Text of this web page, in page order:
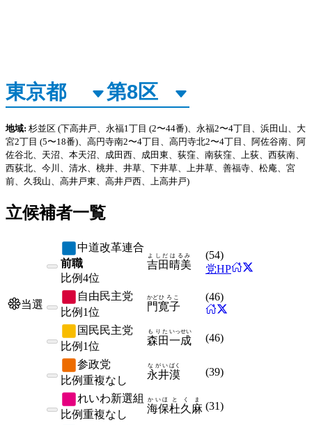
地域: 杉並区 (下高井戸、永福1丁目 (2〜44番)、永福2〜4丁目、浜田山、大
宮2丁目 (5〜18番)、高円寺南2〜4丁目、高円寺北2〜4丁目、阿佐谷南、阿
佐谷北、天沼、本天沼、成田西、成田東、荻窪、南荻窪、上荻、西荻南、
西荻北、今川、清水、桃井、井草、下井草、上井草、善福寺、松庵、宮
前、久我山、高井戸東、高井戸西、上高井戸)
立候補者一覧
中道改革連合
前職
比例4位
吉田
よしだ
晴美
はるみ (54)
党HP
当選
自由民主党
比例 1位 門
かど
寛子
ひろこ (46)
国民民主党
比例 1位 森田
もりた
一成
いっせい
(46)
参政党
比例重複なし 永井
ながい
漠
ばく
(39)
れいわ新選組
比例重複なし 海保
かいほ
杜久麻
とくま
(31)